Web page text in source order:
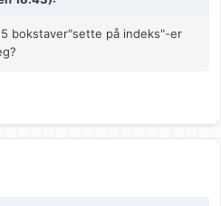
bokstaver"sette på indeks"-er